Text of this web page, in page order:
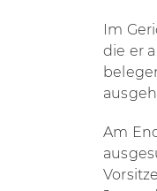
Im
die er
Am